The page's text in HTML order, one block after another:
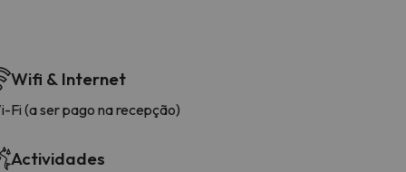
Wifi & Internet
Fi (a ser pago na recepção)
Actividades